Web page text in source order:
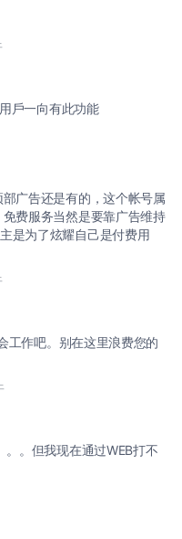
戶一向有此功能
广告还是有的，这个帐号属
是为了炫耀自己是付费用
工作吧。别在这里浪费您的
。但我现在通过WEB打不